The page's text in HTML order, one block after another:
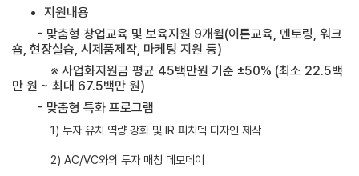
지원내용
- 맞춤형 창업교육 및 보육지원 9개월(이론교육, 멘토링, 워크
숍, 현장실습, 시제품제작, 마케팅 지원 등)
※ 사업화지원금 평균 45백만원 기준 ±50% (최소 22.5백
만 원 ~ 최대 67.5백만 원)
- 맞춤형 특화 프로그램
1) 투자 유치 역량 강화 및 IR 피치덱 디자인 제작
2) AC/VC와의 투자 매칭 데모데이